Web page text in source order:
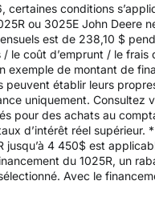
conditions
ou 3025E John Deere
est de 238,10 $
le coût d’emprunt / le
exemple de montant de
établir leurs
uniquement. Consultez
pour des achats au
d’intérêt réel supérieur.
4 450$ est
du 1025R, un
Avec le